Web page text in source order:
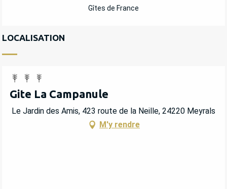
Gîtes de France
LOCALISATION
Gite La Campanule
Le Jardin des Amis, 423 route de la Neille, 24220 Meyrals
M'y rendre